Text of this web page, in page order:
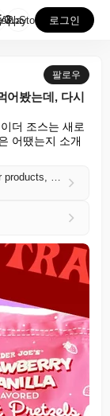
트레이더 조스의 여름 시즌 상품 35가지를 먹어봤는데,...
AppStore 로그인
팔로우
어봤는데, 다시
더 조스는 새로
어땠는지 소개
I tried 35 of Trader Joe's seasonal summer products, and there are only a few I wouldn't buy again